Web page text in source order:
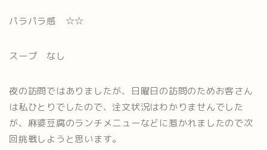
パラパラ感 ☆☆
スープ なし
夜の訪問ではありましたが、日曜日の訪問のためお客さん
は私ひとりでしたので、注文状況はわかりませんでした
が、麻婆豆腐のランチメニューなどに惹かれましたので次
回挑戦しようと思います。